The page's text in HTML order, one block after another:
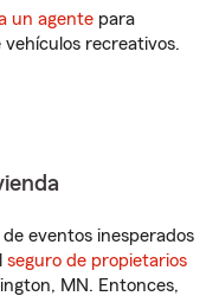
un agente para
recreativos.
eventos inesperados
seguro de propietarios
MN. Entonces,